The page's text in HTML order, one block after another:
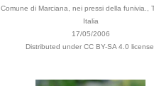
Comune di Marciana, nei pressi della funivia.,
Italia
17/05/2006
Distributed under CC BY-SA 4.0 license.